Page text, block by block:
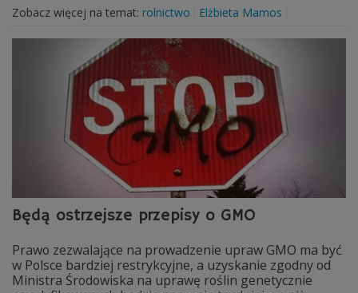
Zobacz więcej na temat: rolnictwo Elżbieta Mamos
Będą ostrzejsze przepisy o GMO
Prawo zezwalające na prowadzenie upraw GMO ma być
w Polsce bardziej restrykcyjne, a uzyskanie zgodny od
Ministra Środowiska na uprawę roślin genetycznie